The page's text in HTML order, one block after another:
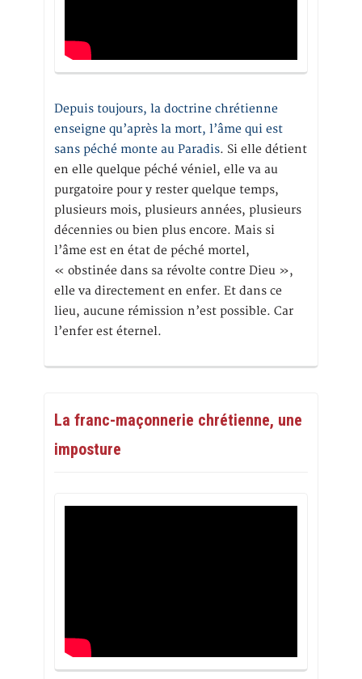
Depuis toujours, la doctrine chrétienne
enseigne qu’après la mort, l’âme qui est
sans péché monte au Paradis. Si elle détient
en elle quelque péché véniel, elle va au
purgatoire pour y rester quelque temps,
plusieurs mois, plusieurs années, plusieurs
décennies ou bien plus encore. Mais si
l’âme est en état de péché mortel,
« obstinée dans sa révolte contre Dieu »,
elle va directement en enfer. Et dans ce
lieu, aucune rémission n’est possible. Car
l’enfer est éternel.
La franc-maçonnerie chrétienne, une
imposture